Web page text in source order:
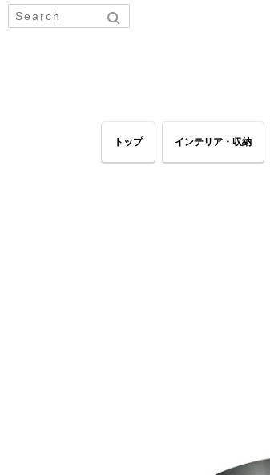
トップ インテリア・収納